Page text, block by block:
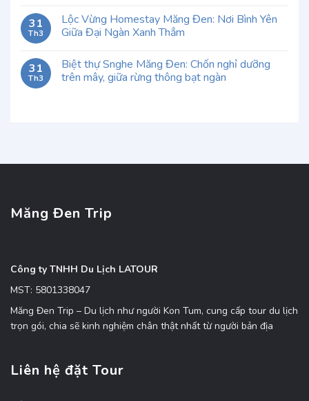
31
Th3
Lộc Vừng Homestay Măng Đen: Nơi Bình Yên
Giữa Đại Ngàn Xanh Thẳm
31
Th3
Biệt thự Snghe Măng Đen: Chốn nghỉ dưỡng
trên mây, giữa rừng thông bạt ngàn
Măng Đen Trip
Công ty TNHH Du Lịch LATOUR
MST: 5801338047
Măng Đen Trip – Du lịch như người Kon Tum, cung cấp tour du lịch
trọn gói, chia sẽ kinh nghiệm chân thật nhất từ người bản địa
Liên hệ đặt Tour